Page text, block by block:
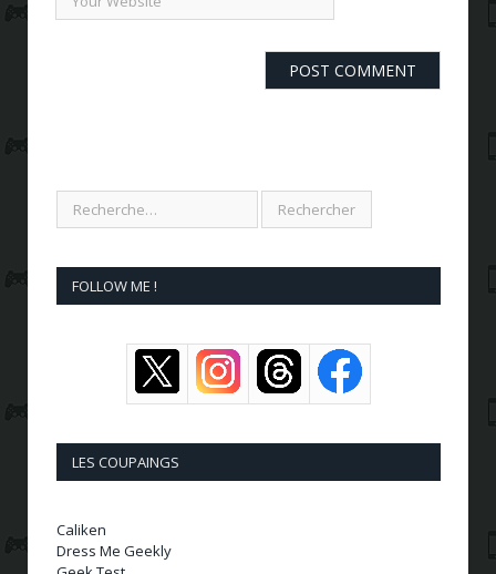
FOLLOW ME !
LES COUPAINGS
Caliken
Dress Me Geekly